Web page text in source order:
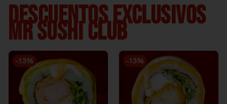
DESCUENTOS EXCLUSIVOS
MR SUSHI CLUB
-13% -13%